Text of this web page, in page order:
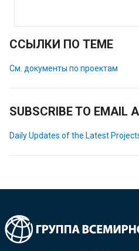
ССЫЛКИ ПО ТЕМЕ
См. документы по проектам
SUBSCRIBE TO EMAIL
Daily Updates of the Latest